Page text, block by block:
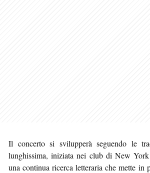
Il concerto si svilupperà seguendo le
lunghissima, iniziata nei club di New York
una continua ricerca letteraria che mette in